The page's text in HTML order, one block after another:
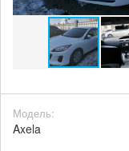
Модель:
Axela